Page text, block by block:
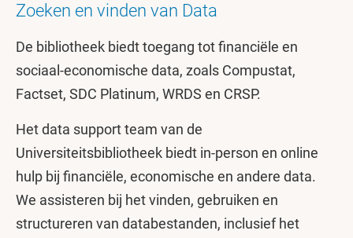
Zoeken en vinden van Data
De bibliotheek biedt toegang tot financiële en
sociaal-economische data, zoals Compustat,
Factset, SDC Platinum, WRDS en CRSP.
Het data support team van de
Universiteitsbibliotheek biedt in-person en online
hulp bij financiële, economische en andere data.
We assisteren bij het vinden, gebruiken en
structureren van databestanden, inclusief het